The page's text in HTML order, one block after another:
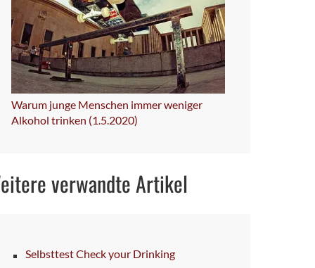
Warum junge Menschen immer weniger
Alkohol trinken (1.5.2020)
verwandte Artikel
Selbsttest Check your Drinking